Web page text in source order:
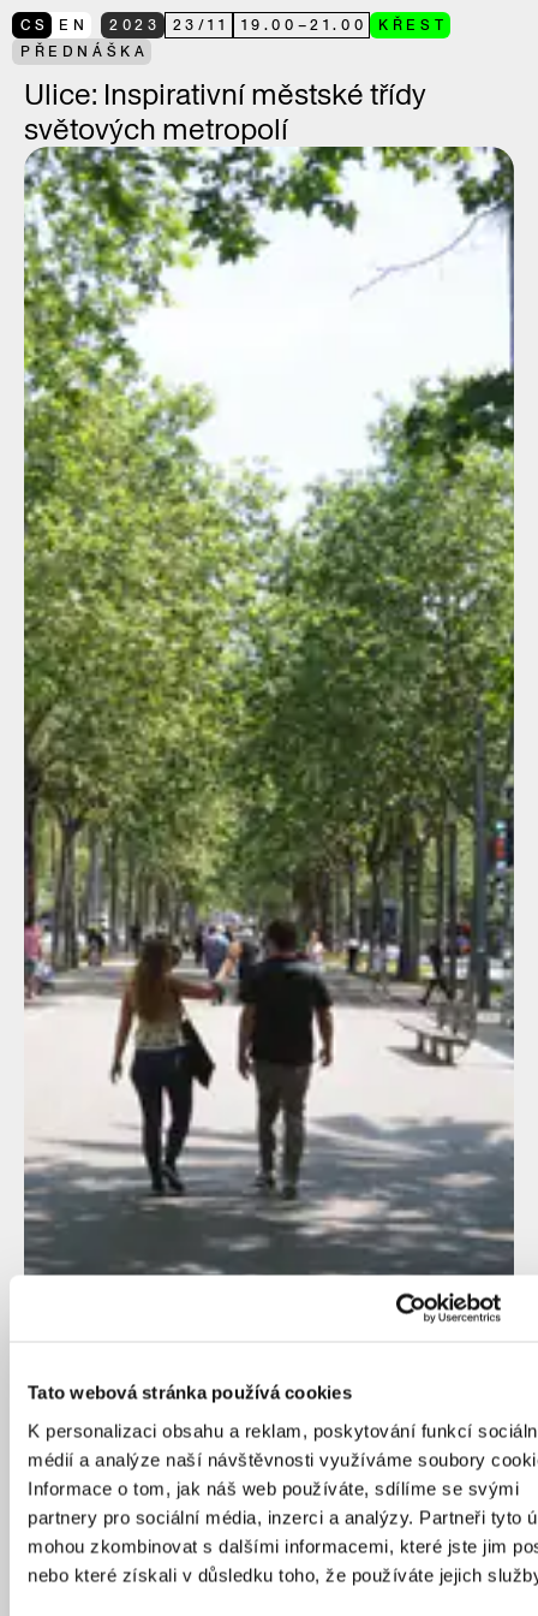
Tato webová stránka používá cookies
K personalizaci obsahu a reklam, poskytování funkcí
médií a analýze naší návštěvnosti využíváme soubory
Informace o tom, jak náš web používáte, sdílíme se svými
partnery pro sociální média, inzerci a analýzy. Partneři tyto
mohou zkombinovat s dalšími informacemi, které jste jim
nebo které získali v důsledku toho, že používáte jejich
CS EN 2023 23 /11 19.00 –21.00
KŘEST
PŘEDNÁŠKA
Ulice: Inspirativní městské třídy
světových metropolí